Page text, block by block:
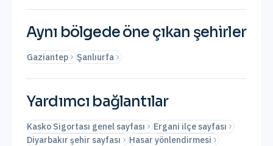
Aynı bölgede öne çıkan şehirler
Gaziantep Şanlıurfa
Yardımcı bağlantılar
Kasko Sigortası genel sayfası
Ergani ilçe sayfası
Diyarbakır şehir sayfası
Hasar yönlendirmesi